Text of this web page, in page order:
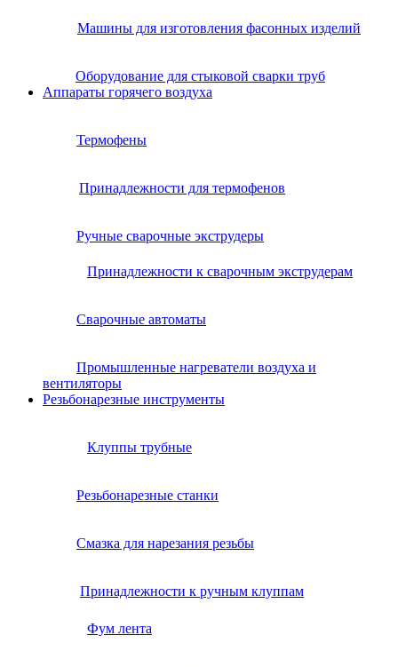
Машины для изготовления фасонных изделий
Оборудование для стыковой сварки труб
Аппараты горячего воздуха
Термофены
Принадлежности для термофенов
Ручные сварочные экструдеры
Принадлежности к сварочным экструдерам
Сварочные автоматы
Промышленные нагреватели воздуха и
вентиляторы
Резьбонарезные инструменты
Клуппы трубные
Резьбонарезные станки
Смазка для нарезания резьбы
Принадлежности к ручным клуппам
Фум лента